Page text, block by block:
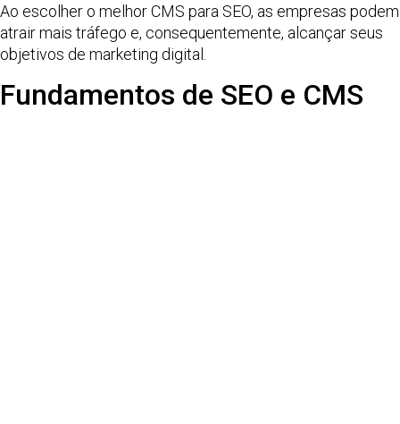
Ao escolher o melhor CMS para SEO, as empresas podem
atrair mais tráfego e, consequentemente, alcançar seus
objetivos de marketing digital.
Fundamentos de SEO e CMS